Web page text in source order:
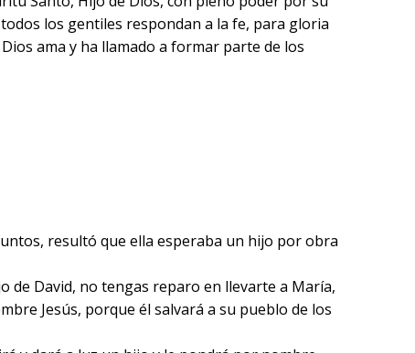
los gentiles respondan a la fe, para gloria
ama y ha llamado a formar parte de los
resultó que ella esperaba un hijo por obra
de David, no tengas reparo en llevarte a María,
Jesús, porque él salvará a su pueblo de los